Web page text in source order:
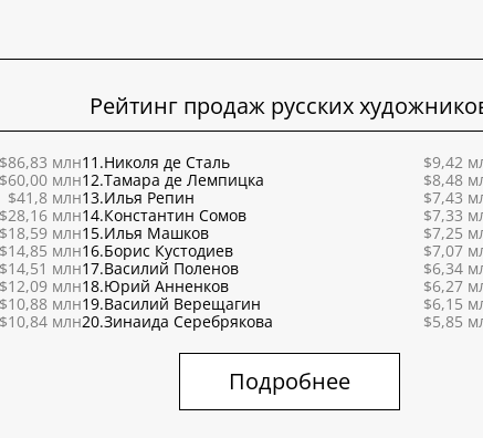
Рейтинг продаж русских
$86,83 млн
$60,00 млн
$41,8 млн
$28,16 млн
$18,59 млн
$14,85 млн
$14,51 млн
$12,09 млн
$10,88 млн
$10,84 млн
11.Николя де Сталь
$9,42
12.Тамара де Лемпицка
$8,48
13.Илья Репин
$7,43
14.Константин Сомов
$7,33
15.Илья Машков
$7,25
16.Борис Кустодиев
$7,07
17.Василий Поленов
$6,34
18.Юрий Анненков
$6,27
19.Василий Верещагин
$6,15
20.Зинаида Серебрякова $5,85
Подробнее